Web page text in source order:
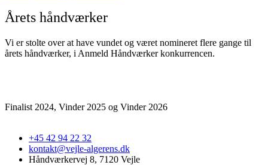
Årets håndværker
Vi er stolte over at have vundet og været nomineret flere gange til
årets håndværker, i Anmeld Håndværker konkurrencen.
Finalist 2024, Vinder 2025 og Vinder 2026
+45 42 94 22 32
kontakt@vejle-algerens.dk
Håndværkervej 8, 7120 Vejle